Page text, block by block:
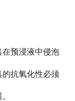
预浸液中侵泡
抗氧化性必须